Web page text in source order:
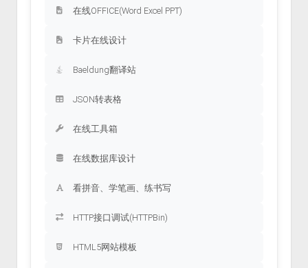
在线OFFICE(Word Excel PPT)
卡片在线设计
Baeldung翻译站
JSON转表格
在线工具箱
在线数据库设计
看拼音、学笔画、练书写
HTTP接口调试(HTTPBin)
HTML5网站模板